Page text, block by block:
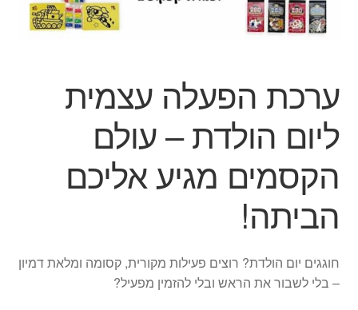
ערכת הפעלה עצמית
ליום הולדת – עולם
הקסמים מגיע אליכם
הביתה!
חוגגים יום הולדת? רוצים פעילות מקורית, קסומה ומלאת דמיון
– בלי לשבור את הראש ובלי להזמין מפעיל?